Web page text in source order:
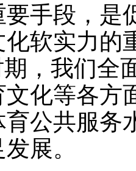
手段，是
软实力的
期，我们全
化等各方
公共服务
展。